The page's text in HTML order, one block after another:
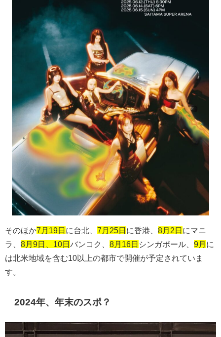
そのほか7月19日 に台北、 7月25日 に香港、 8月2日 にマニ
ラ、 8月9日、10日 バンコク、 8月16日 シンガポール、 9月 に
は北米地域を含む10 以上の都市で開催が予定されていま
す。
2024年、年末のスポ？